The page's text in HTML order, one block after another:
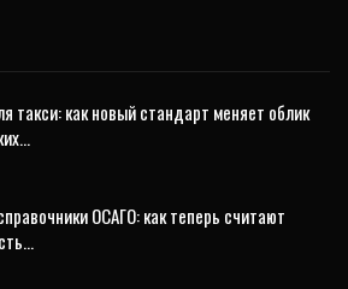
такси: как новый стандарт меняет облик
ОСАГО: как теперь считают